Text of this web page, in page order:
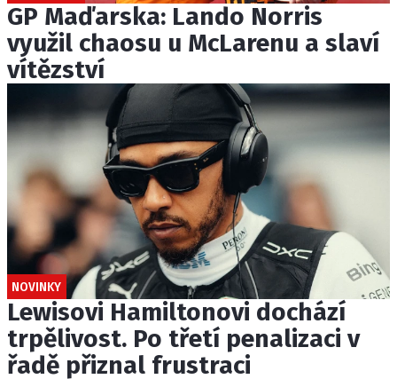
GP Maďarska: Lando Norris
využil chaosu u McLarenu a slaví
vítězství
NOVINKY
Lewisovi Hamiltonovi dochází
trpělivost. Po třetí penalizaci v
řadě přiznal frustraci